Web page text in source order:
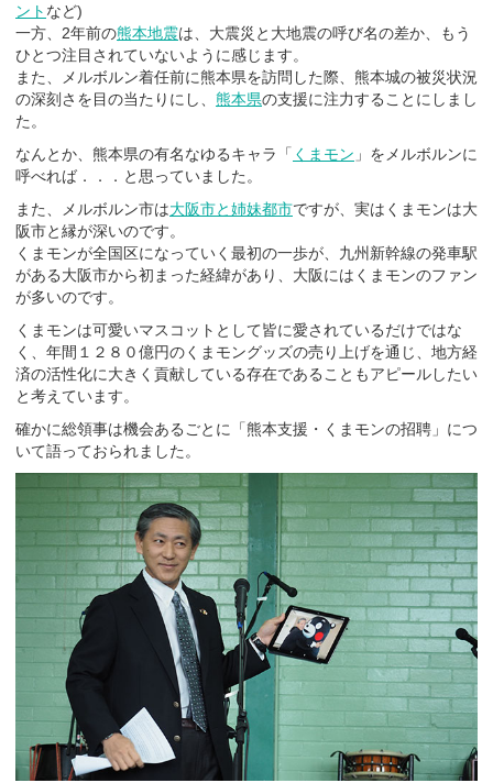
ント など)
一方、2年前の熊本地震は、大震災と大地震の呼び名の差か、もう
ひとつ注目されていないように感じます。
また、メルボルン着任前に熊本県を訪問した際、熊本城の被災状況
の深刻さを目の当たりにし、 熊本県の支援に注力することにしまし
た。
なんとか、熊本県の有名なゆるキャラ「 くまモン 」をメルボルンに
呼べれば．．．と思っていました。
また、メルボルン市は大阪市と姉妹都市ですが、実はくまモンは大
阪市と縁が深いのです。
くまモンが全国区になっていく最初の一歩が、九州新幹線の発車駅
がある大阪市から初まった経緯があり、大阪にはくまモンのファン
が多いのです。
くまモンは可愛いマスコットとして皆に愛されているだけではな
く、年間１２８０億円のくまモングッズの売り上げを通じ、地方経
済の活性化に大きく貢献している存在であることもアピールしたい
と考えています。
確かに総領事は機会あるごとに「熊本支援・くまモンの招聘」につ
いて語っておられました。